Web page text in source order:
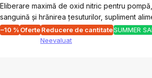
Eliberare maximă de oxid nitric pentru
sanguină și hrănirea țesuturilor, supliment
–10 % OferteReducere de cantitateSUMMER
Neevaluat